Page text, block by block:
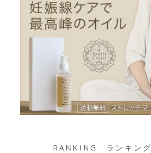
RANKING ランキング